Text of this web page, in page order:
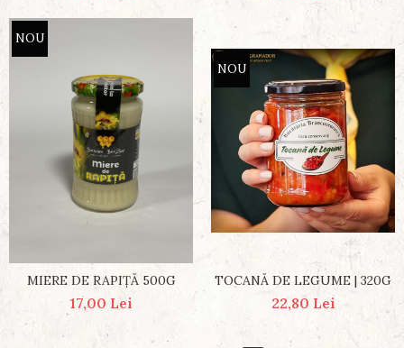
NOU
MIERE DE RAPIȚĂ 500G
17,00 Lei
NOU
TOCANĂ DE LEGUME | 320G
22,80 Lei